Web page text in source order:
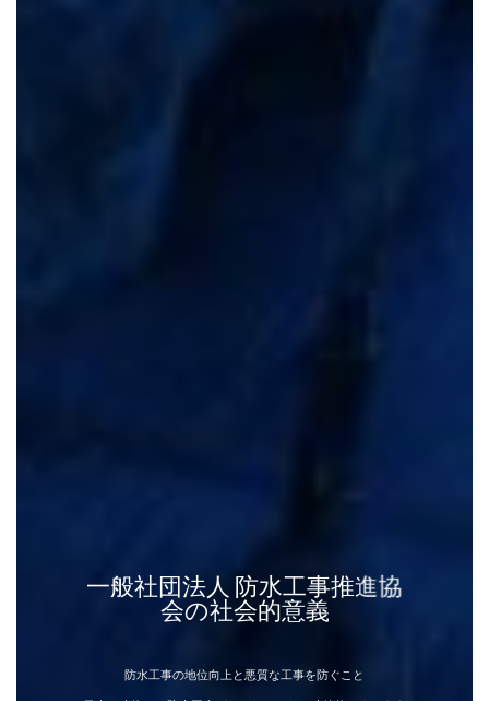
一般社団法人 防水工事推進協
会の社会的意義
防水工事の地位向上と悪質な工事を防ぐこと